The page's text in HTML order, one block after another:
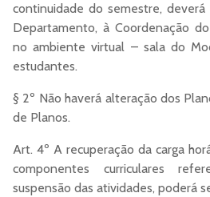
continuidade do semestre,
Departamento, à Coordenação
no ambiente virtual – sala do
estudantes.
§ 2º Não haverá alteração dos
de Planos.
Art. 4º A recuperação da carga
componentes curriculares
suspensão das atividades, poderá